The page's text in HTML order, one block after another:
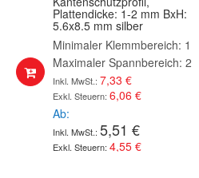
Plattendicke: 1-2 mm BxH:
5.6x8.5 mm silber
Minimaler Klemmbereich: 1
Maximaler Spannbereich: 2
7,33 €
6,06 €
Ab
5,51 €
4,55 €